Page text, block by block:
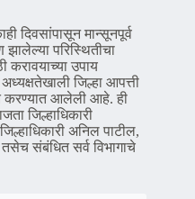
दिवसांपासून मान्सूनपूर्व
परिस्थितीचा
उपाय
जिल्हा आपत्ती
करण्यात आलेली आहे. ही
जिल्हाधिकारी
अनिल पाटील,
तसेच संबंधित सर्व विभागाचे